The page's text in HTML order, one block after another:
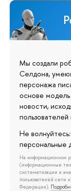
Мы создали
Селдона,
персонажа
основе
новости,
Не
персональные
На информационном
(информационные
систематизации и
пользователей сети
Федерации).